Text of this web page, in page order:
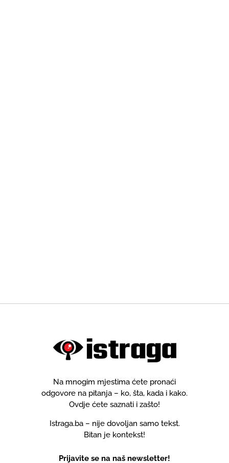
Na mnogim mjestima ćete pronaći
odgovore na pitanja – ko, šta, kada i kako.
Ovdje ćete saznati i zašto!
Istraga.ba – nije dovoljan samo tekst.
Bitan je kontekst!
Prijavite se na naš newsletter!